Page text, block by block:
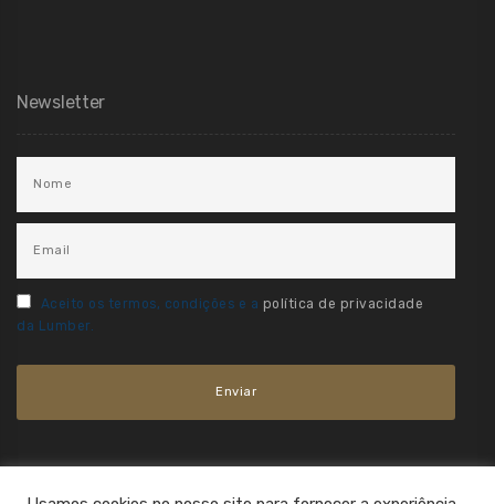
Newsletter
Aceito os termos, condições e a política de privacidade
da Lumber.